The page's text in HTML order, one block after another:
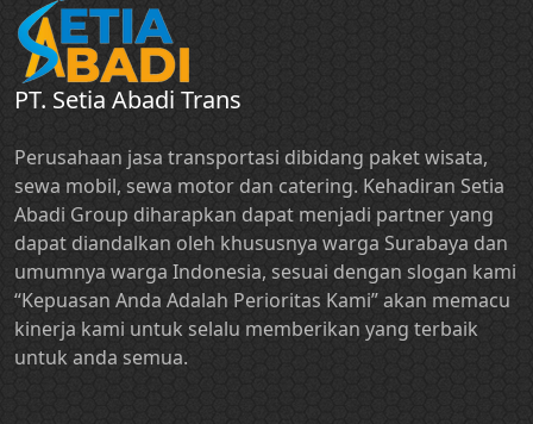
PT. Setia Abadi Trans
Perusahaan jasa transportasi dibidang paket wisata,
sewa mobil, sewa motor dan catering. Kehadiran Setia
Abadi Group diharapkan dapat menjadi partner yang
dapat diandalkan oleh khususnya warga Surabaya dan
umumnya warga Indonesia, sesuai dengan slogan kami
“Kepuasan Anda Adalah Perioritas Kami” akan memacu
kinerja kami untuk selalu memberikan yang terbaik
untuk anda semua.